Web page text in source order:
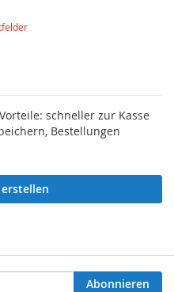
schneller zur Kasse
Bestellungen
Abonnieren